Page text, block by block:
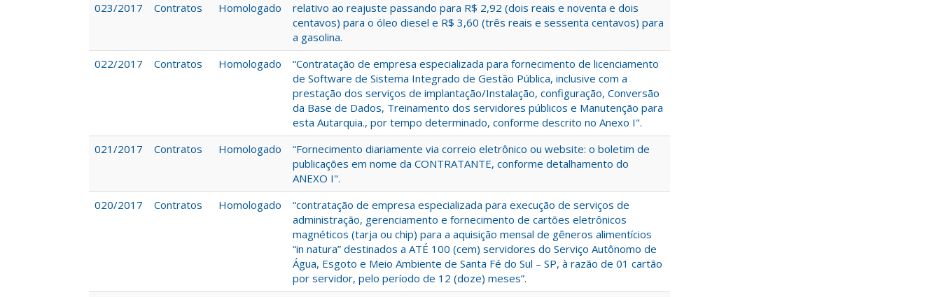
023/2017
Contratos Homologado
relativo ao reajuste passando para R$ 2,92 (dois reais e noventa e dois
centavos) para o óleo diesel e R$ 3,60 (três reais e sessenta centavos) para
a gasolina.
022/2017
Contratos Homologado
“Contratação de empresa especializada para fornecimento de licenciamento
de Software de Sistema Integrado de Gestão Pública, inclusive com a
prestação dos serviços de implantação/Instalação, configuração, Conversão
da Base de Dados, Treinamento dos servidores públicos e Manutenção para
esta Autarquia., por tempo determinado, conforme descrito no Anexo I".
021/2017
Contratos Homologado
“Fornecimento diariamente via correio eletrônico ou website: o boletim de
publicações em nome da CONTRATANTE, conforme detalhamento do
ANEXO I".
020/2017
Contratos Homologado
“contratação de empresa especializada para execução de serviços de
administração, gerenciamento e fornecimento de cartões eletrônicos
magnéticos (tarja ou chip) para a aquisição mensal de gêneros alimentícios
“in natura” destinados a ATÉ 100 (cem) servidores do Serviço Autônomo de
Água, Esgoto e Meio Ambiente de Santa Fé do Sul – SP, à razão de 01 cartão
por servidor, pelo período de 12 (doze) meses”.